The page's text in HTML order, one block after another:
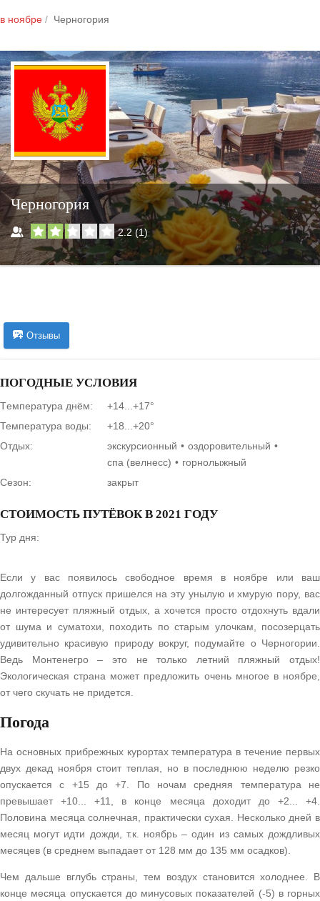
в ноябре Черногория
Черногория
2.2 (1)
Отзывы
ПОГОДНЫЕ УСЛОВИЯ
Tемпература днём:
+14...+17°
Температура воды:
+18...+20°
Отдых:
экскурсионный
оздоровительный
спа (велнесс)
горнолыжный
Сезон:
закрыт
СТОИМОСТЬ ПУТЁВОК В 2021 ГОДУ
Тур дня:
Если у вас появилось свободное время в ноябре или ваш
долгожданный отпуск пришелся на эту унылую и хмурую пору, вас
не интересует пляжный отдых, а хочется просто отдохнуть вдали
от шума и суматохи, походить по старым улочкам, посозерцать
удивительно красивую природу вокруг, подумайте о Черногории.
Ведь Монтенегро – это не только летний пляжный отдых!
Экологическая страна может предложить очень многое в ноябре,
от чего скучать не придется.
Погода
На основных прибрежных курортах температура в течение первых
двух декад ноября стоит теплая, но в последнюю неделю резко
опускается с +15 до +7. По ночам средняя температура не
превышает +10... +11, в конце месяца доходит до +2... +4.
Половина месяца солнечная, практически сухая. Несколько дней в
месяц могут идти дожди, т.к. ноябрь – один из самых дождливых
месяцев (в среднем выпадает от 128 мм до 135 мм осадков).
Чем дальше вглубь страны, тем воздух становится холоднее. В
конце месяца опускается до минусовых показателей (-5) в горных